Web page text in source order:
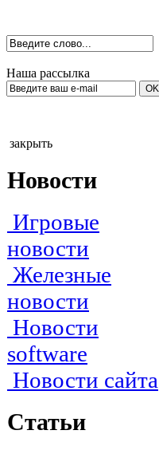
Наша рассылка
закрыть
Новости
Игровые
новости
Железные
новости
Новости
software
Новости сайта
Статьи